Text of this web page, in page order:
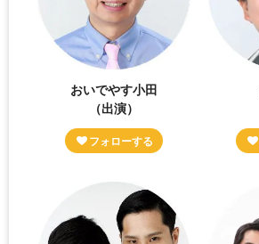
おいでやす小田
（出演）